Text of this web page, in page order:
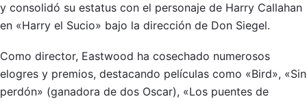
y consolidó su estatus con el personaje de Harry Callahan
en «Harry el Sucio» bajo la dirección de Don Siegel.
Como director, Eastwood ha cosechado numerosos
elogres y premios, destacando películas como «Bird», «Sin
perdón» (ganadora de dos Oscar), «Los puentes de